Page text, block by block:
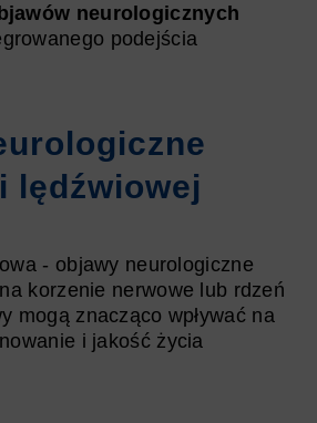
neurologicznych
podejścia
lędźwiowej
- objawy neurologiczne
korzenie nerwowe lub rdzeń
mogą znacząco wpływać na
i jakość życia